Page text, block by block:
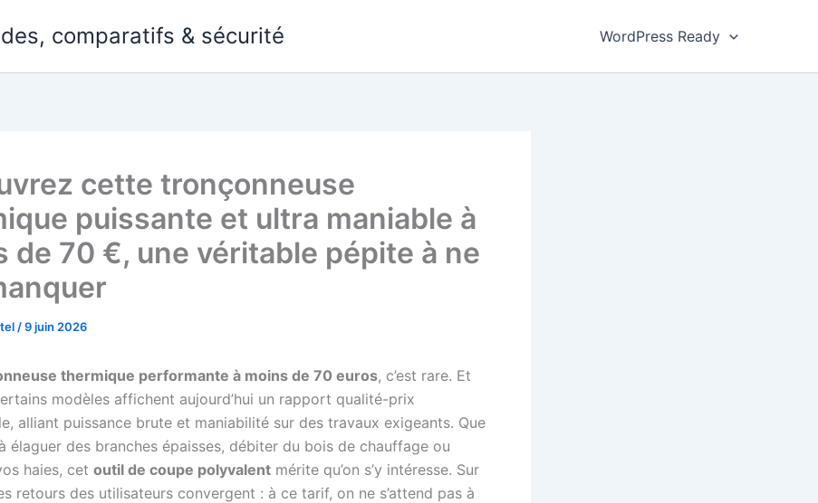
comparatifs & sécurité WordPress Ready
cette tronçonneuse
puissante et ultra maniable à
de 70 €, une véritable pépite à ne
/9 juin 2026
thermique performante à moins de 70 euros, c’est rare. Et
modèles affichent aujourd’hui un rapport qualité-prix
alliant puissance brute et maniabilité sur des travaux exigeants. Que
élaguer des branches épaisses, débiter du bois de chauffage ou
haies, cet outil de coupe polyvalent mérite qu’on s’y intéresse. Sur
retours des utilisateurs convergent : à ce tarif, on ne s’attend pas à